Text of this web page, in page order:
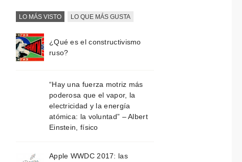
LO MÁS VISTO LO QUE MÁS GUSTA
¿Qué es el constructivismo
ruso?
“Hay una fuerza motriz más
poderosa que el vapor, la
electricidad y la energía
atómica: la voluntad” – Albert
Einstein, físico
Apple WWDC 2017: las